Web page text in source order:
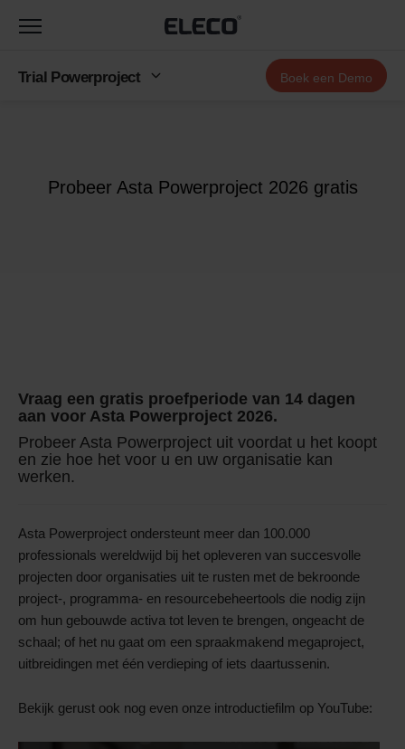
Probeer Asta Powerproject 2026 gratis
Vraag een gratis proefperiode van 14 dagen
aan voor Asta Powerproject 2026.
Probeer Asta Powerproject uit voordat u het koopt
en zie hoe het voor u en uw organisatie kan
werken.
Asta Powerproject ondersteunt meer dan 100.000
professionals wereldwijd bij het opleveren van succesvolle
projecten door organisaties uit te rusten met de bekroonde
project-, programma- en resourcebeheertools die nodig zijn
om hun gebouwde activa tot leven te brengen, ongeacht de
schaal; of het nu gaat om een spraakmakend megaproject,
uitbreidingen met één verdieping of iets daartussenin.
Bekijk gerust ook nog even onze introductiefilm op YouTube:
Toggle
Trial Powerproject Boek een Demo